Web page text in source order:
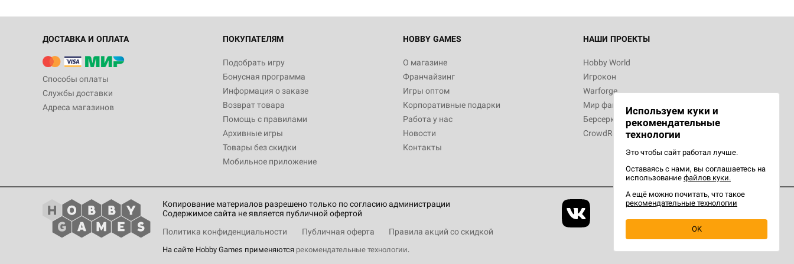
ДОСТАВКА И ОПЛАТА
Способы оплаты
Службы доставки
Адреса магазинов
ПОКУПАТЕЛЯМ
Подобрать игру
Бонусная программа
Информация о заказе
Возврат товара
Помощь с правилами
Архивные игры
Товары без скидки
Мобильное приложение
HOBBY GAMES
О магазине
Франчайзинг
Игры оптом
Корпоративные подарки
Работа у нас
Новости
Контакты
НАШИ ПРОЕКТЫ
Hobby World
Игрокон
Warforge
Мир фантастики
Берсерк
CrowdRepublic
Копирование материалов разрешено только по согласию администрации
Содержимое сайта не является публичной офертой
Политика конфиденциальности
Публичная оферта Правила акций со скидкой
На сайте Hobby Games применяются рекомендательные технологии.
Используем куки и
рекомендательные
технологии
Это чтобы сайт работал лучше.
Оставаясь с нами, вы соглашаетесь на
использование файлов куки.
А ещё можно почитать, что такое
рекомендательные технологии
OK